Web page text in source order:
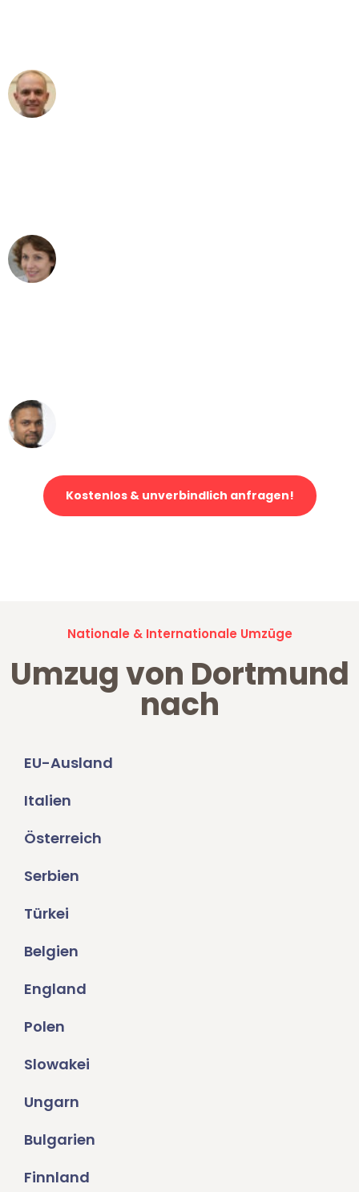
Kostenlos & unverbindlich anfragen!
Nationale & Internationale Umzüge
Umzug von Dortmund
nach
EU-Ausland
Italien
Österreich
Serbien
Türkei
Belgien
England
Polen
Slowakei
Ungarn
Bulgarien
Finnland